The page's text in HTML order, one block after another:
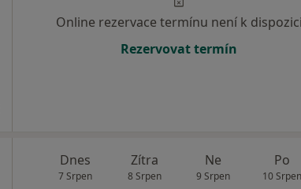
Online rezervace termínu není k dispozici
Rezervovat termín
Dnes
7 Srpen
Zítra
8 Srpen
Ne
9 Srpen
Po
10 Srpen